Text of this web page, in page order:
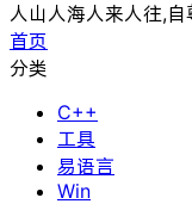
人山人海人来人往,
首页
分类
C++
工具
易语言
Win